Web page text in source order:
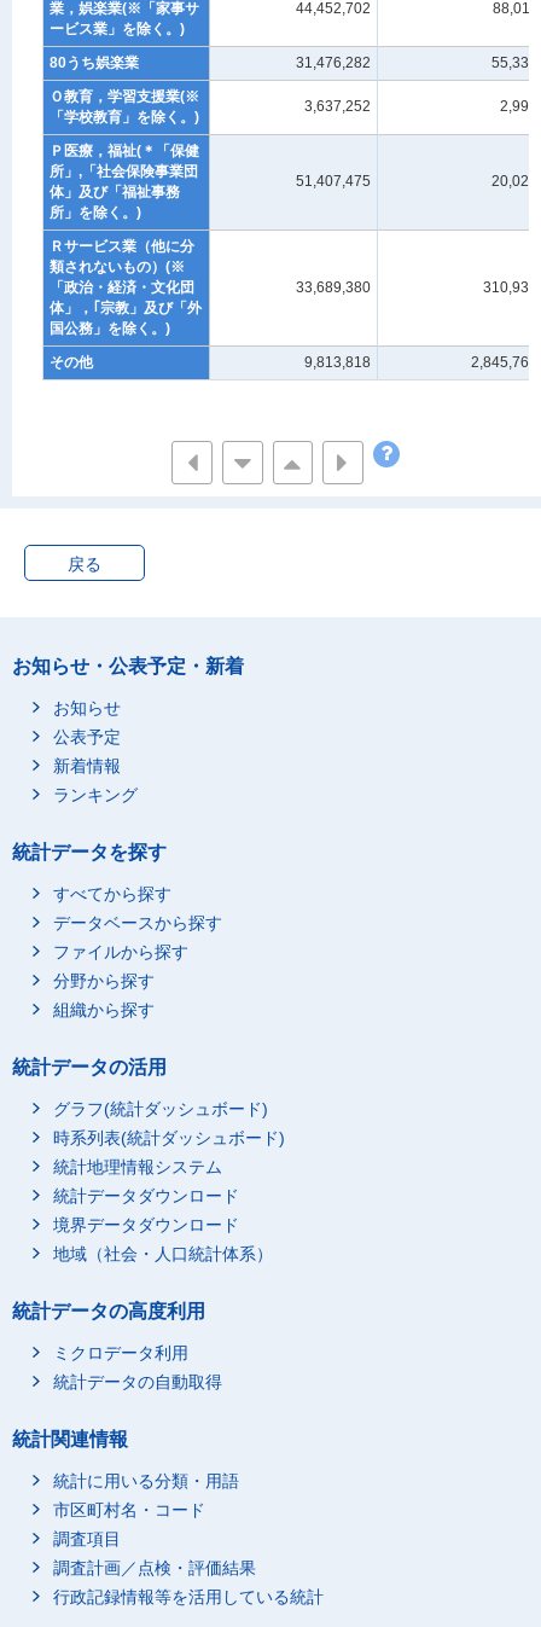
業，娯楽業(※「家事サ
ービス業」を除く。)
44,452,702 88,011
80うち娯楽業 31,476,282
55,339
Ｏ教育，学習支援業(※
「学校教育」を除く。)
3,637,252 2,999
Ｐ医療，福祉(＊「保健
所」,「社会保険事業団
体」及び「福祉事務
所」を除く。)
51,407,475 20,024
Ｒサービス業（他に分
類されないもの）(※
「政治・経済・文化団
体」，｢宗教」及び「外
国公務」を除く。)
33,689,380 310,936
その他 9,813,818 2,845,765
戻る
お知らせ・公表予定・新着
お知らせ
公表予定
新着情報
ランキング
統計データを探す
すべてから探す
データベースから探す
ファイルから探す
分野から探す
組織から探す
統計データの活用
グラフ(統計ダッシュボード)
時系列表(統計ダッシュボード)
統計地理情報システム
統計データダウンロード
境界データダウンロード
地域（社会・人口統計体系）
統計データの高度利用
ミクロデータ利用
統計データの自動取得
統計関連情報
統計に用いる分類・用語
市区町村名・コード
調査項目
調査計画／点検・評価結果
行政記録情報等を活用している統計